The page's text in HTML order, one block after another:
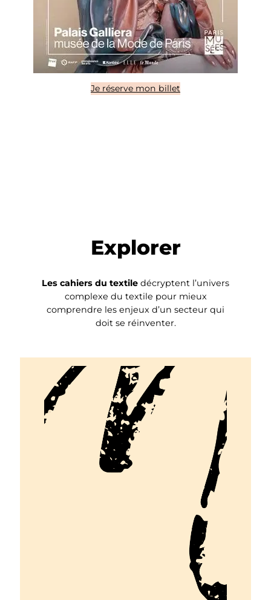
Je réserve mon billet
Explorer
Les cahiers du textile décryptent l’univers
complexe du textile pour mieux
comprendre les enjeux d’un secteur qui
doit se réinventer.